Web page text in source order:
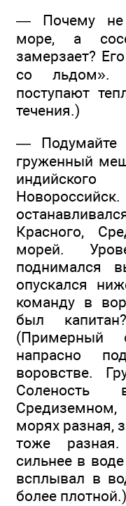
— Почему не
море, а
замерзает?
со льдом».
поступают
течения.)
— Подумайте
груженный
Красного,
морей.
поднимался
опускался
команду в
был
(Примерный
напрасно
воровстве.
морях разная,
тоже
сильнее в
всплывал в
более плотной.)